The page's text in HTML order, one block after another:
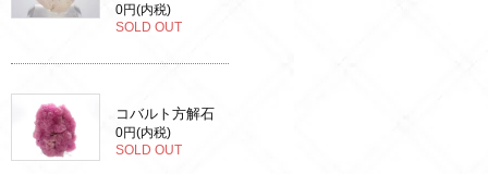
0円(内税)
SOLD OUT
コバルト方解石
0円(内税)
SOLD OUT